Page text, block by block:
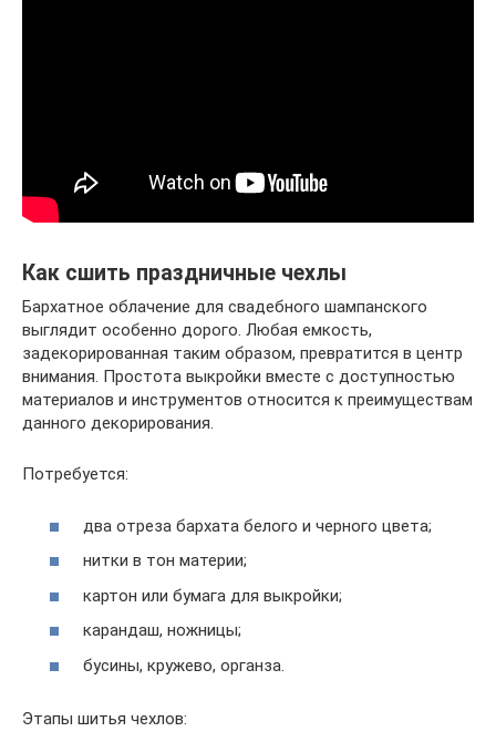
Как сшить праздничные чехлы
Бархатное облачение для свадебного шампанского
выглядит особенно дорого. Любая емкость,
задекорированная таким образом, превратится в центр
внимания. Простота выкройки вместе с доступностью
материалов и инструментов относится к преимуществам
данного декорирования.
Потребуется:
два отреза бархата белого и черного цвета;
нитки в тон материи;
картон или бумага для выкройки;
карандаш, ножницы;
бусины, кружево, органза.
Этапы шитья чехлов: